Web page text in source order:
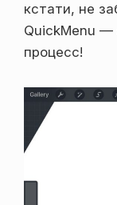
кстати, не
QuickMenu —
процесс!